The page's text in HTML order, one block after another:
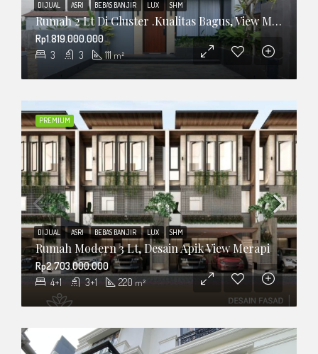
Rumah 2 Lt Di Cluster .Kualitas Bagus, View Merapi
3 3 111 m²
Rp1.819.000.000
DIJUAL ASRI BEBAS BANJIR LUX SHM
Rumah Modern 3 Lt, Desain Apik View Merapi
4+1 3+1 220 m²
Rp2.703.000.000
DIJUAL ASRI BEBAS BANJIR LUX SHM
PREMIUM